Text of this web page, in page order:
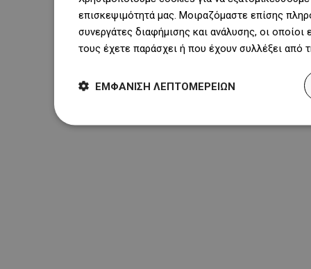
επισκεψιμότητά μας. Μοιραζόμαστε επίσης
συνεργάτες διαφήμισης και ανάλυσης, οι
τους έχετε παράσχει ή που έχουν συλλέξει
ΕΜΦΆΝΙΣΗ ΛΕΠΤΟΜΕΡΕΙΏΝ